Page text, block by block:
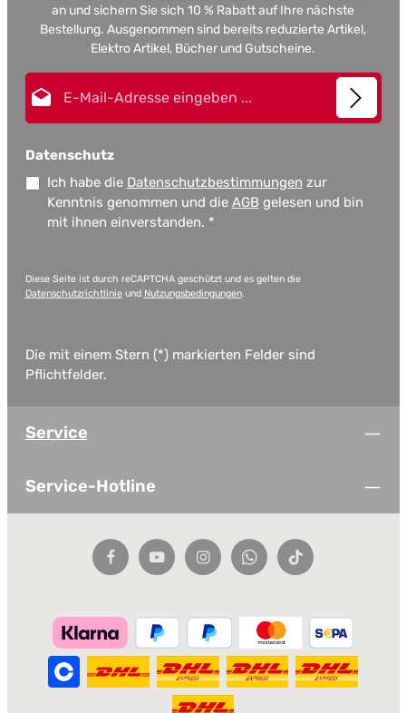
an und sichern Sie sich 10 % Rabatt auf Ihre nächste
Bestellung. Ausgenommen sind bereits reduzierte Artikel,
Elektro Artikel, Bücher und Gutscheine.
Datenschutz
Ich habe die Datenschutzbestimmungen zur
Kenntnis genommen und die AGB gelesen und bin
mit ihnen einverstanden. *
Diese Seite ist durch reCAPTCHA geschützt und es gelten die
Datenschutzrichtlinieund Nutzungsbedingungen.
Die mit einem Stern (*) markierten Felder sind
Pflichtfelder.
Service
Service-Hotline